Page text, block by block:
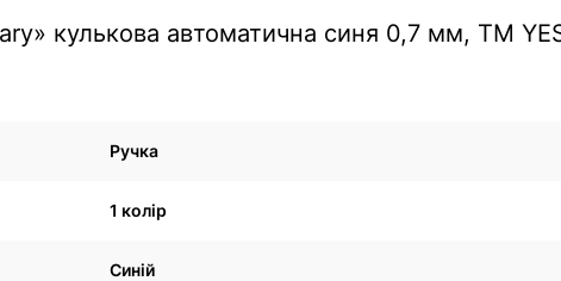
кулькова автоматична синя 0,7 мм, ТМ
Ручка
1 колір
Синій